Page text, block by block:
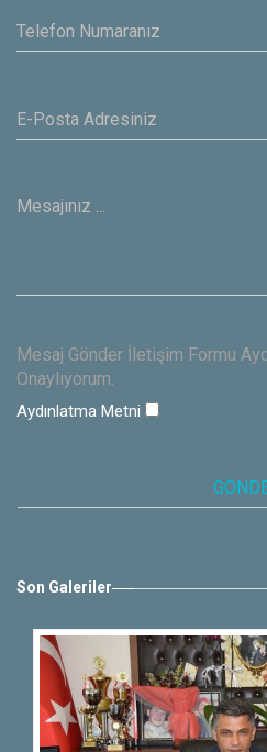
Mesaj Gönder İletişim Formu
Onaylıyorum.
Aydınlatma Metni
Son Galeriler